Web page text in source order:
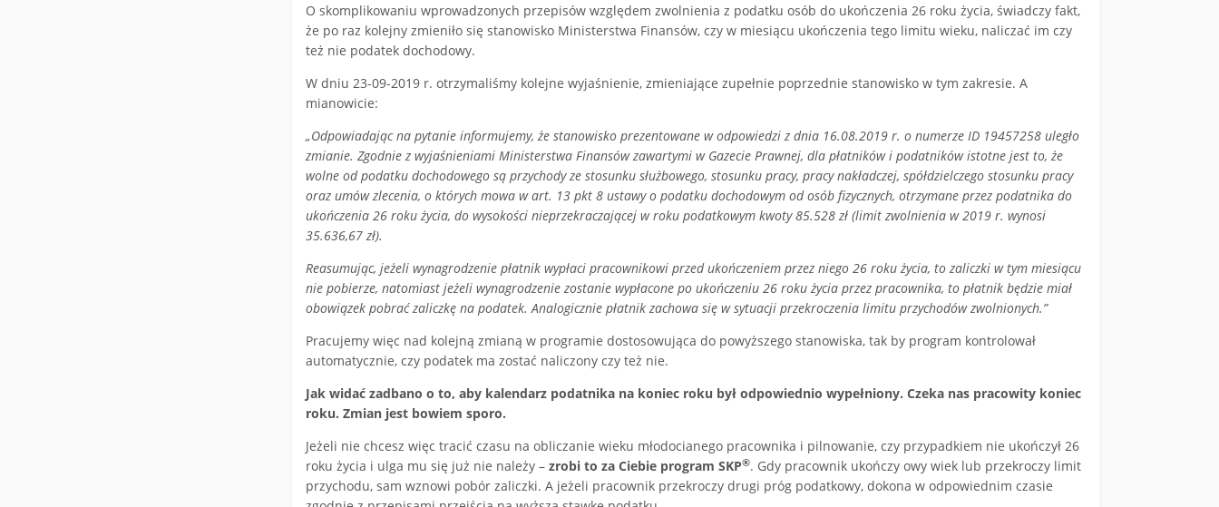
O skomplikowaniu wprowadzonych przepisów względem zwolnienia z podatku osób do ukończenia 26 roku życia, świadczy fakt,
że po raz kolejny zmieniło się stanowisko Ministerstwa Finansów, czy w miesiącu ukończenia tego limitu wieku, naliczać im czy
też nie podatek dochodowy.
W dniu 23-09-2019 r. otrzymaliśmy kolejne wyjaśnienie, zmieniające zupełnie poprzednie stanowisko w tym zakresie. A
mianowicie:
„Odpowiadając na pytanie informujemy, że stanowisko prezentowane w odpowiedzi z dnia 16.08.2019 r. o numerze ID 19457258 uległo
zmianie. Zgodnie z wyjaśnieniami Ministerstwa Finansów zawartymi w Gazecie Prawnej, dla płatników i podatników istotne jest to, że
wolne od podatku dochodowego są przychody ze stosunku służbowego, stosunku pracy, pracy nakładczej, spółdzielczego stosunku pracy
oraz umów zlecenia, o których mowa w art. 13 pkt 8 ustawy o podatku dochodowym od osób fizycznych, otrzymane przez podatnika do
ukończenia 26 roku życia, do wysokości nieprzekraczającej w roku podatkowym kwoty 85.528 zł (limit zwolnienia w 2019 r. wynosi
35.636,67 zł).
Reasumując, jeżeli wynagrodzenie płatnik wypłaci pracownikowi przed ukończeniem przez niego 26 roku życia, to zaliczki w tym miesiącu
nie pobierze, natomiast jeżeli wynagrodzenie zostanie wypłacone po ukończeniu 26 roku życia przez pracownika, to płatnik będzie miał
obowiązek pobrać zaliczkę na podatek. Analogicznie płatnik zachowa się w sytuacji przekroczenia limitu przychodów zwolnionych.”
Pracujemy więc nad kolejną zmianą w programie dostosowująca do powyższego stanowiska, tak by program kontrolował
automatycznie, czy podatek ma zostać naliczony czy też nie.
Jak widać zadbano o to, aby kalendarz podatnika na koniec roku był odpowiednio wypełniony. Czeka nas pracowity koniec
roku. Zmian jest bowiem sporo.
Jeżeli nie chcesz więc tracić czasu na obliczanie wieku młodocianego pracownika i pilnowanie, czy przypadkiem nie ukończył 26
roku życia i ulga mu się już nie należy – zrobi to za Ciebie program SKP®. Gdy pracownik ukończy owy wiek lub przekroczy limit
przychodu, sam wznowi pobór zaliczki. A jeżeli pracownik przekroczy drugi próg podatkowy, dokona w odpowiednim czasie